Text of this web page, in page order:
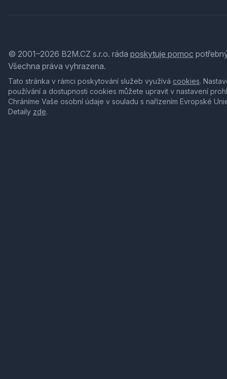
© 2001–2026 B2M.CZ s.r.o. ráda poskytuje pomoc
Všechna práva vyhrazena.
Tato stránka v rámci poskytování služeb využívá cookies.
používání a dostupnosti cookies můžete upravit v nastavení
Chráníme Vaše osobní údaje v souladu s nařízením Evropské
Detaily zde.